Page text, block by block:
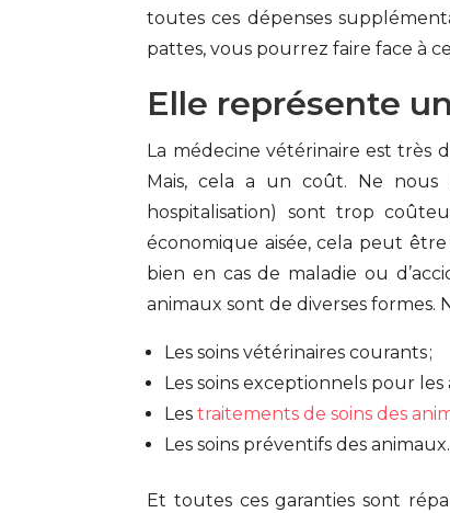
toutes ces dépenses
pattes, vous pourrez faire face à
Elle représente
La médecine vétérinaire est très
Mais, cela a un coût. Ne nous
hospitalisation) sont trop
économique aisée, cela peut être
bien en cas de maladie ou
animaux sont de diverses formes.
Les soins vétérinaires courants ;
Les soins exceptionnels pour les
Lestraitements de soins des
Les soins préventifs des animaux.
Et toutes ces garanties sont